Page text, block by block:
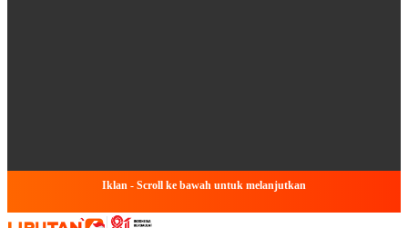
Iklan - Scroll ke bawah untuk melanjutkan